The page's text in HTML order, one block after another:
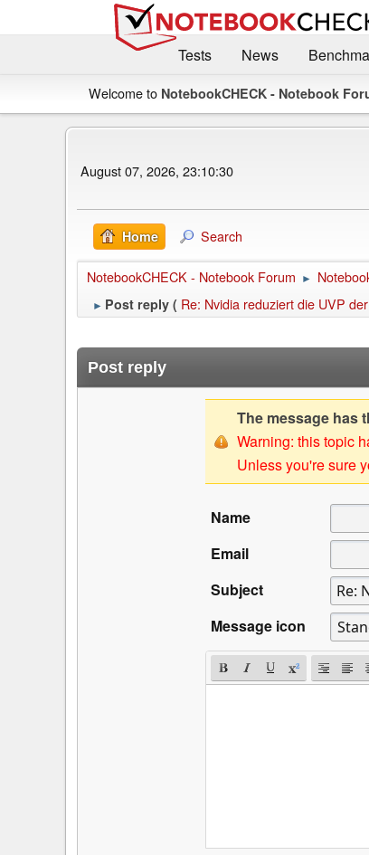
Tests
News
Welcome to NotebookCHECK - Notebook
August 07, 2026, 23:10:30
Home Search
NotebookCHECK - Notebook Forum ►
► Post reply ( Re: Nvidia reduziert die UVP
Post reply
The message has
Warning: this topic
Unless you're sure
Name
Email
Subject
Message icon